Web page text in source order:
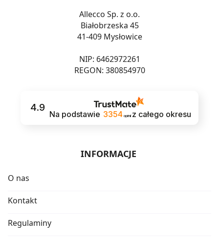
Allecco Sp. z o.o.
Białobrzeska 45
41-409 Mysłowice
NIP: 6462972261
REGON: 380854970
4.9
Na podstawie 3354 opinii z całego okresu
INFORMACJE
O nas
Kontakt
Regulaminy